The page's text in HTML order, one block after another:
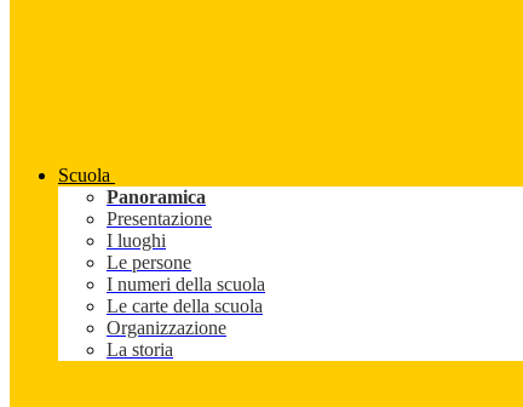
Scuola
Panoramica
Presentazione
I luoghi
Le persone
I numeri della scuola
Le carte della scuola
Organizzazione
La storia